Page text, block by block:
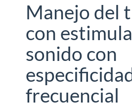
Manejo del
con
sonido con
frecuencial